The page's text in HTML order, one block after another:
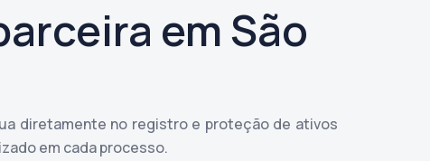
em São
diretamente no registro e proteção de ativos
em cada processo.